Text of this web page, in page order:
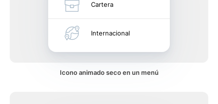
Cartera
Internacional
Icono animado seco en un menú